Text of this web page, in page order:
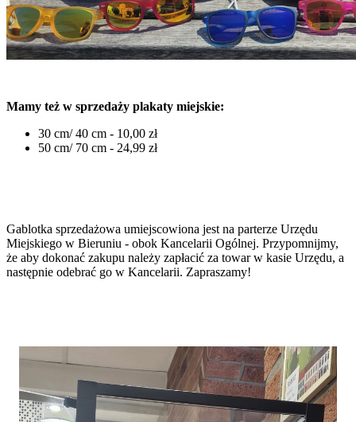
Mamy też w sprzedaży plakaty miejskie:
30 cm/ 40 cm - 10,00 zł
50 cm/ 70 cm - 24,99 zł
Gablotka sprzedażowa umiejscowiona jest na parterze Urzędu
Miejskiego w Bieruniu - obok Kancelarii Ogólnej. Przypomnijmy,
że aby dokonać zakupu należy zapłacić za towar w kasie Urzędu, a
następnie odebrać go w Kancelarii. Zapraszamy!